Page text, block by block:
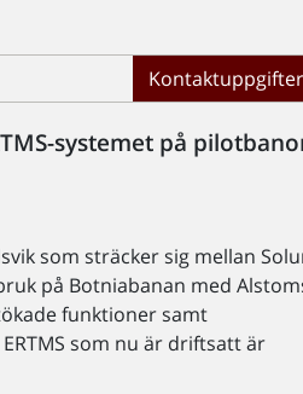
Kontaktuppgifter
systemet på
som sträcker sig mellan
på Botniabanan med
funktioner samt
som nu är driftsatt är